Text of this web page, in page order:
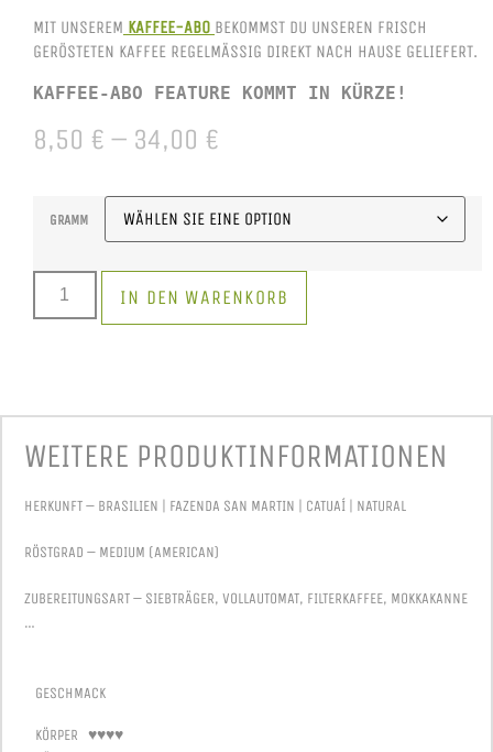
MIT UNSEREM KAFFEE-ABO BEKOMMST DU UNSEREN FRISCH
GERÖSTETEN KAFFEE REGELMÄSSIG DIREKT NACH HAUSE GELIEFERT.
KAFFEE-ABO FEATURE KOMMT IN KÜRZE!
8,50 € – 34,00 €
GRAMM
IN DEN WARENKORB
WEITERE PRODUKT­INFORMATIONEN
HERKUNFT – BRASILIEN | FAZENDA SAN MARTIN | CATUAÍ | NATURAL
RÖSTGRAD – MEDIUM (AMERICAN)
ZUBEREITUNGSART – SIEBTRÄGER, VOLLAUTOMAT, FILTERKAFFEE, MOKKAKANNE
…
GESCHMACK
KÖRPER ♥♥♥♥